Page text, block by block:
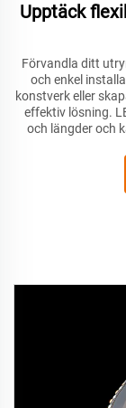
Upptäck
Förvandla ditt
och enkel
konstverk eller
effektiv lösning.
och längder och